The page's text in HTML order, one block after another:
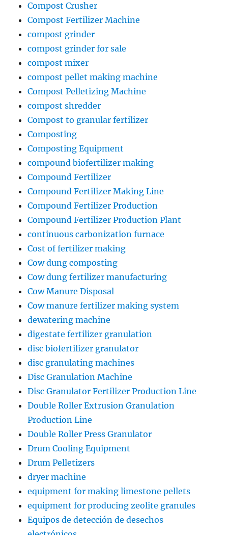
Compost Crusher
Compost Fertilizer Machine
compost grinder
compost grinder for sale
compost mixer
compost pellet making machine
Compost Pelletizing Machine
compost shredder
Compost to granular fertilizer
Composting
Composting Equipment
compound biofertilizer making
Compound Fertilizer
Compound Fertilizer Making Line
Compound Fertilizer Production
Compound Fertilizer Production Plant
continuous carbonization furnace
Cost of fertilizer making
Cow dung composting
Cow dung fertilizer manufacturing
Cow Manure Disposal
Cow manure fertilizer making system
dewatering machine
digestate fertilizer granulation
disc biofertilizer granulator
disc granulating machines
Disc Granulation Machine
Disc Granulator Fertilizer Production Line
Double Roller Extrusion Granulation
Production Line
Double Roller Press Granulator
Drum Cooling Equipment
Drum Pelletizers
dryer machine
equipment for making limestone pellets
equipment for producing zeolite granules
Equipos de detección de desechos